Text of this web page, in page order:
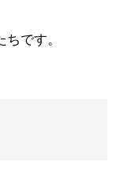
です。